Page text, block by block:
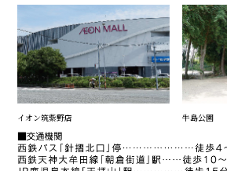
イオン筑紫野店 牛島公園